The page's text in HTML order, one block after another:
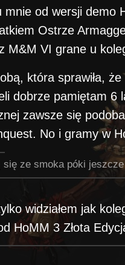
mnie od wersji demo
Ostrze
M&M VI grane u
która sprawiła,
dobrze pamiętam 6
zawsze się
No i gramy w
się ze smoka póki
widziałem jak
HoMM 3 Złota